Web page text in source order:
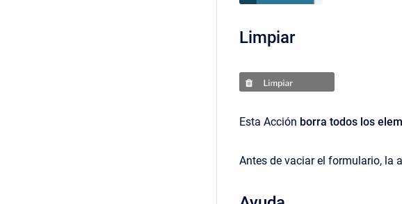
Limpiar
Esta Acción borra todos los
Antes de vaciar el formulario, la